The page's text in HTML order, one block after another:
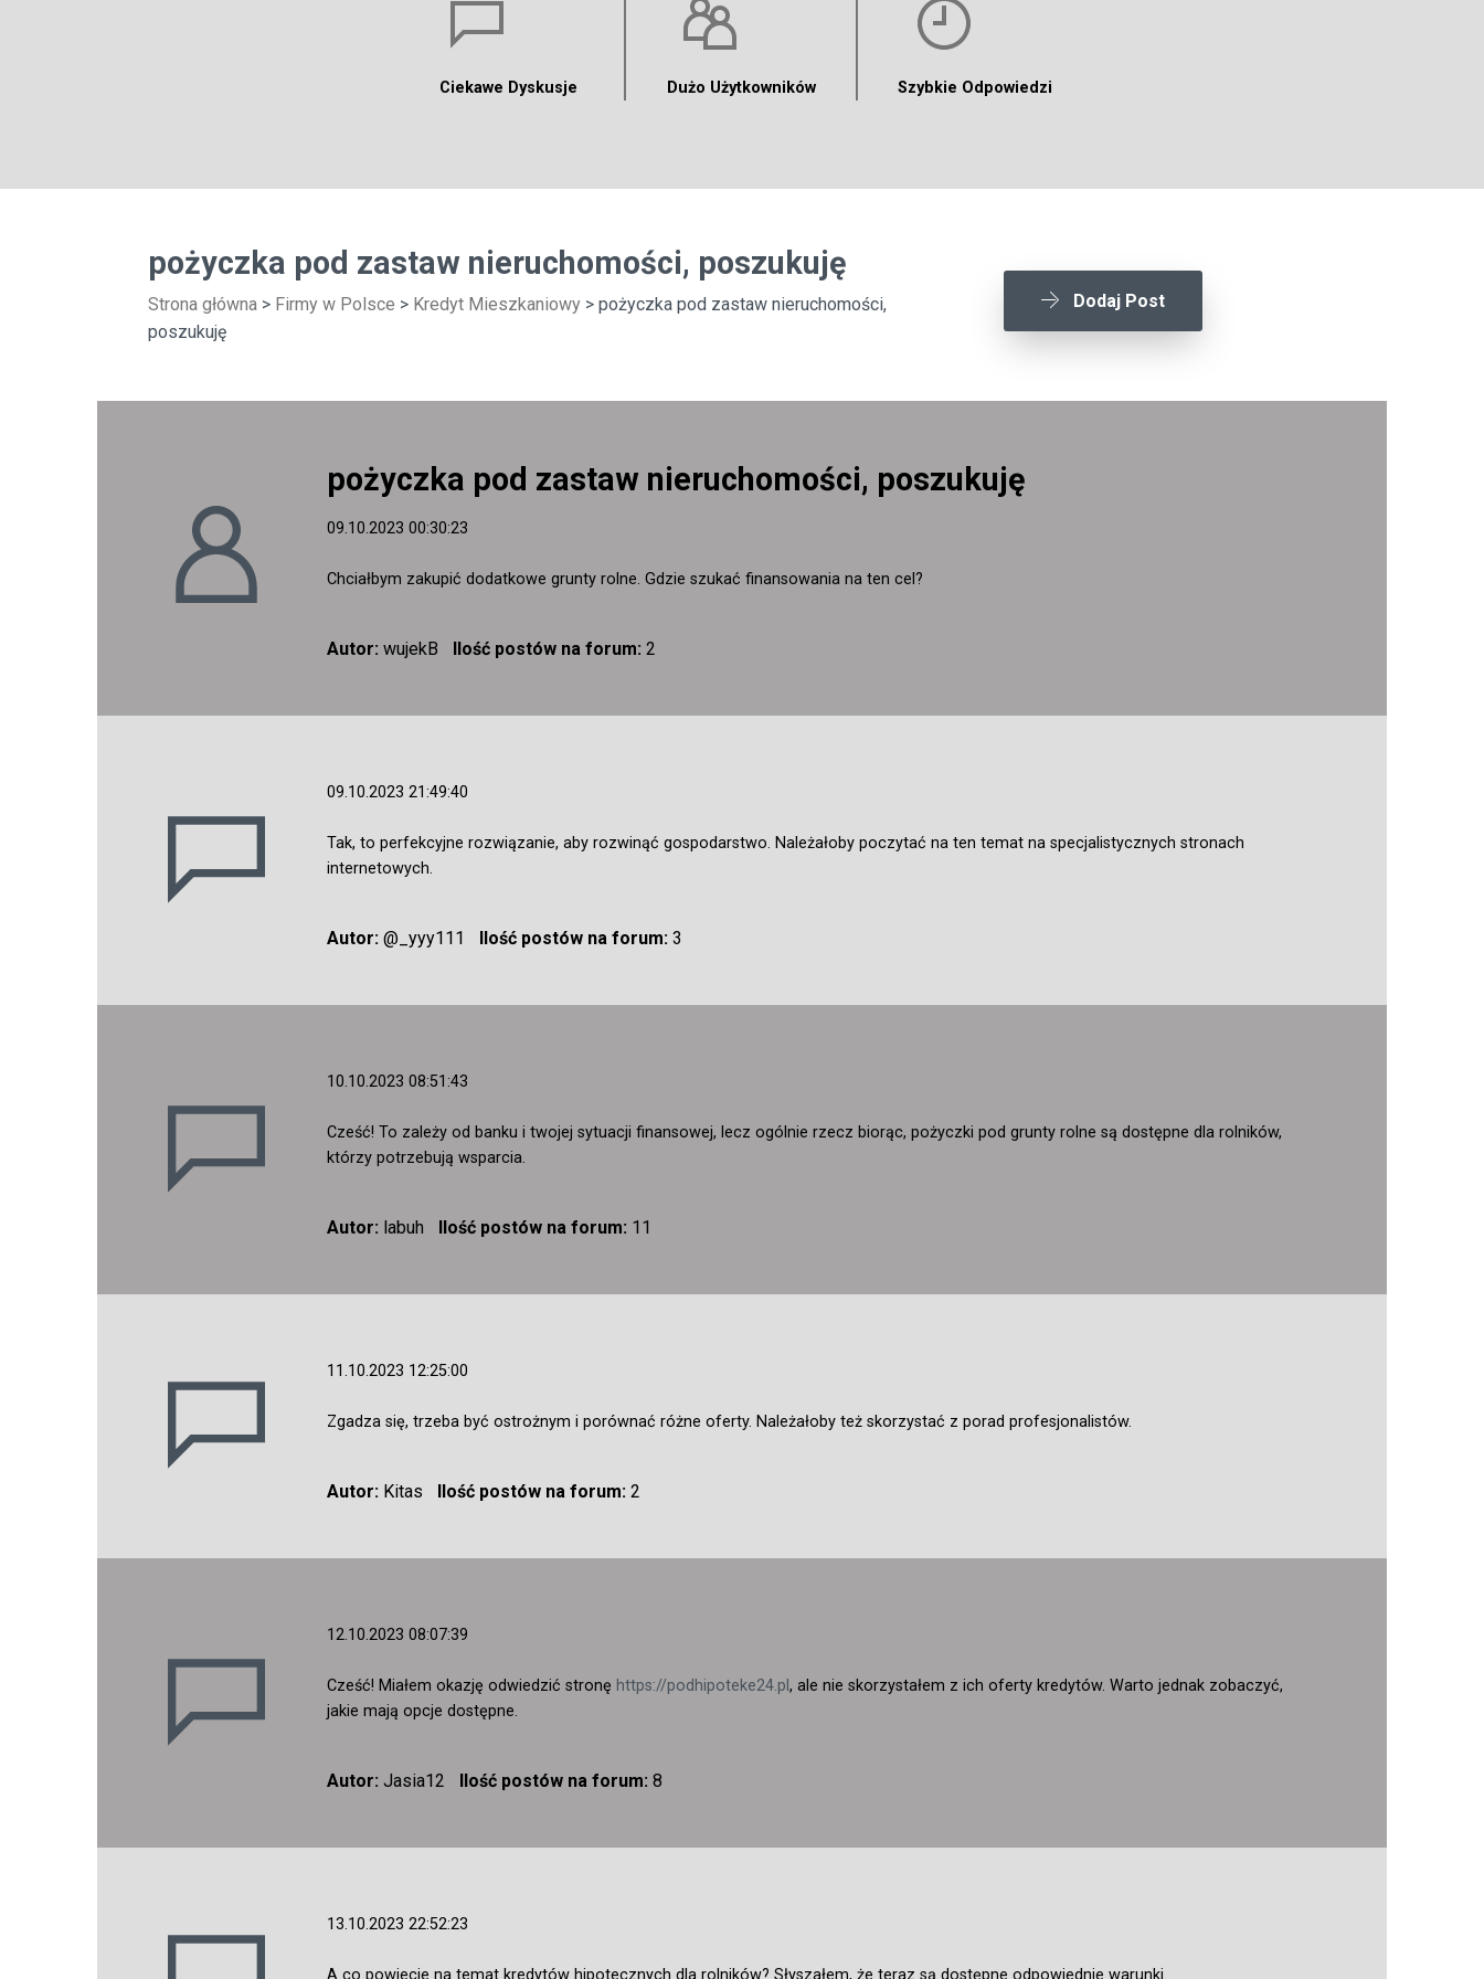
Ciekawe Dyskusje Dużo Użytkowników Szybkie Odpowiedzi
pożyczka pod zastaw nieruchomości, poszukuję
Strona główna > Firmy w Polsce > Kredyt Mieszkaniowy > pożyczka pod zastaw nieruchomości,
poszukuję
Dodaj Post
pożyczka pod zastaw nieruchomości, poszukuję
09.10.2023 00:30:23
Chciałbym zakupić dodatkowe grunty rolne. Gdzie szukać finansowania na ten cel?
Autor: wujekB Ilość postów na forum: 2
09.10.2023 21:49:40
Tak, to perfekcyjne rozwiązanie, aby rozwinąć gospodarstwo. Należałoby poczytać na ten temat na specjalistycznych stronach
internetowych.
Autor: @_yyy111 Ilość postów na forum:3
10.10.2023 08:51:43
Cześć! To zależy od banku i twojej sytuacji finansowej, lecz ogólnie rzecz biorąc, pożyczki pod grunty rolne są dostępne dla rolników,
którzy potrzebują wsparcia.
Autor: labuh Ilość postów na forum: 11
11.10.2023 12:25:00
Zgadza się, trzeba być ostrożnym i porównać różne oferty. Należałoby też skorzystać z porad profesjonalistów.
Autor: Kitas Ilość postów na forum:2
12.10.2023 08:07:39
Cześć! Miałem okazję odwiedzić stronę https://podhipoteke24.pl , ale nie skorzystałem z ich oferty kredytów. Warto jednak zobaczyć,
jakie mają opcje dostępne.
Autor: Jasia12 Ilość postów na forum: 8
13.10.2023 22:52:23
A co powiecie na temat kredytów hipotecznych dla rolników? Słyszałem, że teraz są dostępne odpowiednie warunki.